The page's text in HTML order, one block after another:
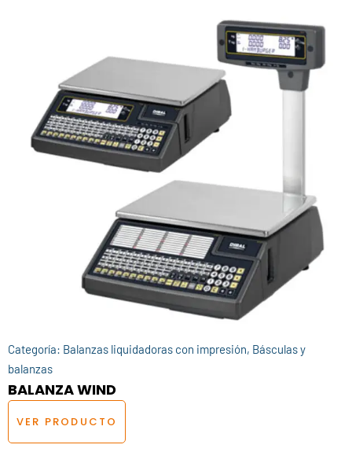
Categoría: Balanzas liquidadoras con impresión, Básculas y
balanzas
BALANZA WIND
VER PRODUCTO